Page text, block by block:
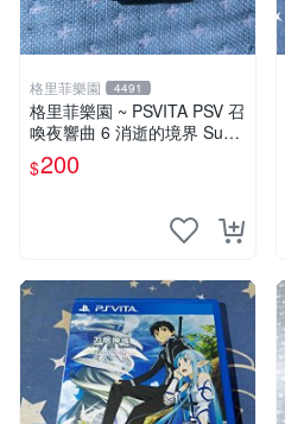
格里菲樂園 4491
格里菲樂園 ~ PSVITA PSV 召
喚夜響曲 6 消逝的境界 Sum
mon Night 6 Lost 日文版裸卡
$200